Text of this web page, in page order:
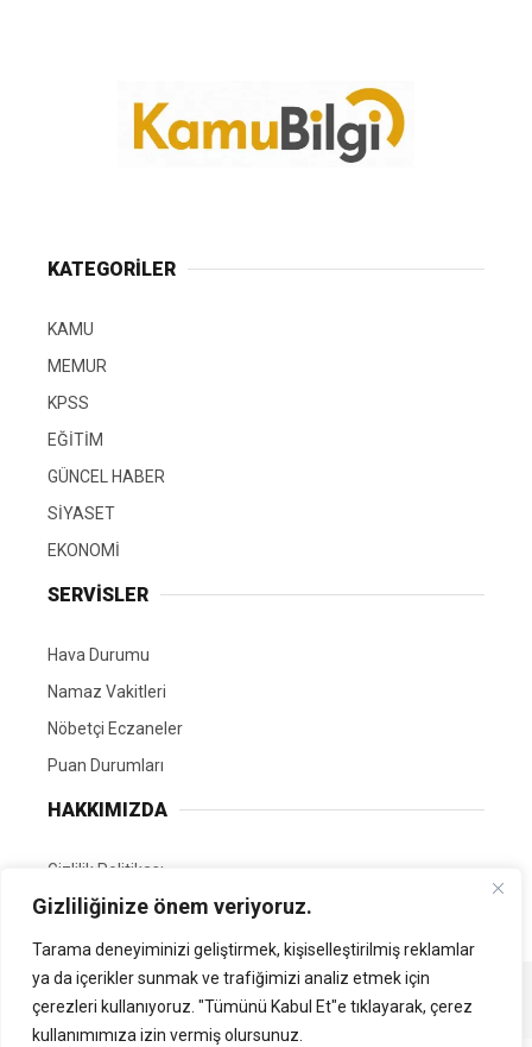
Gizliliğinize önem veriyoruz.
Tarama deneyiminizi geliştirmek, kişiselleştirilmiş reklamlar
ya da içerikler sunmak ve trafiğimizi analiz etmek için
çerezleri kullanıyoruz. "Tümünü Kabul Et"e tıklayarak, çerez
kullanımımıza izin vermiş olursunuz.
KATEGORİLER
KAMU
MEMUR
KPSS
EĞİTİM
GÜNCEL HABER
SİYASET
EKONOMİ
SERVİSLER
Hava Durumu
Namaz Vakitleri
Nöbetçi Eczaneler
Puan Durumları
HAKKIMIZDA
Gizlilik Politikası
GÖNÜLLÜ EDİTÖRÜMÜZ OL
Tüm Hakları Saklıdır. | Kamubilgi.com | 2026